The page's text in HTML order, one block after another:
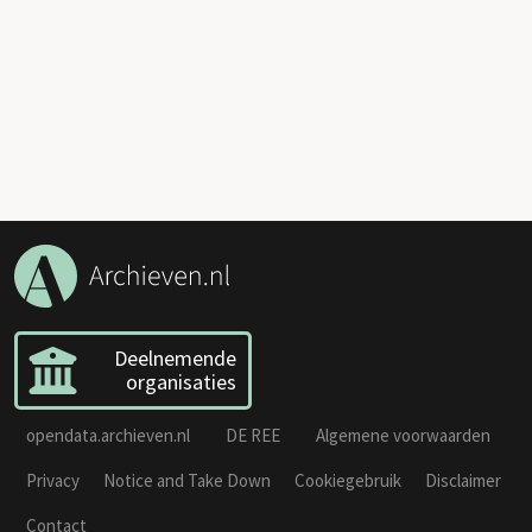
Deelnemende
organisaties
opendata.archieven.nl DE REE
Algemene voorwaarden
Privacy
Notice and Take Down Cookiegebruik
Disclaimer
Contact